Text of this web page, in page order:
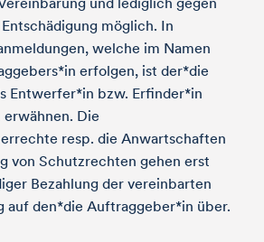
möglich. In
welche im Namen
erfolgen, ist der*die
Entwerfer*in bzw. Erfinder*in
Die
resp. die Anwartschaften
von Schutzrechten gehen erst
Bezahlung der vereinbarten
auf den*die Auftraggeber*in über.